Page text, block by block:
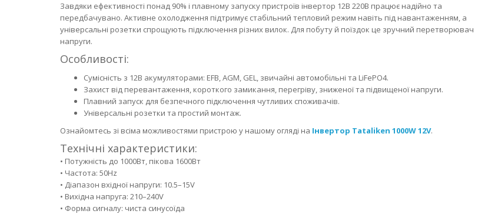
Завдяки ефективності понад 90% і плавному запуску пристроїв інвертор 12В 220В працює надійно та
передбачувано. Активне охолодження підтримує стабільний тепловий режим навіть під навантаженням, а
універсальні розетки спрощують підключення різних вилок. Для побуту й поїздок це зручний перетворювач
напруги.
Особливості:
Сумісність з 12В акумуляторами: EFB, AGM, GEL, звичайні автомобільні та LiFePO4.
Захист від перевантаження, короткого замикання, перегріву, зниженої та підвищеної напруги.
Плавний запуск для безпечного підключення чутливих споживачів.
Універсальні розетки та простий монтаж.
Ознайомтесь зі всіма можливостями пристрою у нашому огляді на Інвертор Tataliken 1000W 12V.
Технічні характеристики:
• Потужність до 1000Вт, пікова 1600Вт
• Частота: 50Hz
• Діапазон вхідної напруги: 10.5–15V
• Вихідна напруга: 210–240V
• Форма сигналу: чиста синусоїда